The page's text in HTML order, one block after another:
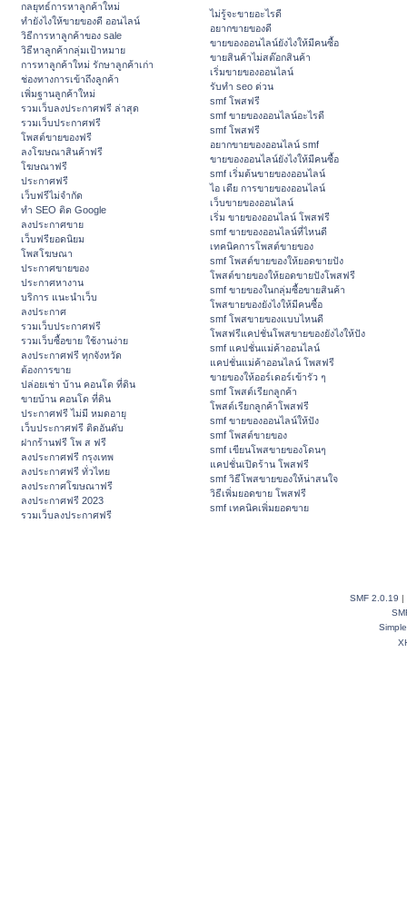
กลยุทธ์การหาลูกค้าใหม่
ทํายังไงให้ขายของดี ออนไลน์
วิธีการหาลูกค้าของ sale
วิธีหาลูกค้ากลุ่มเป้าหมาย
การหาลูกค้าใหม่ รักษาลูกค้าเก่า
ช่องทางการเข้าถึงลูกค้า
เพิ่มฐานลูกค้าใหม่
รวมเว็บลงประกาศฟรี ล่าสุด
รวมเว็บประกาศฟรี
โพสต์ขายของฟรี
ลงโฆษณาสินค้าฟรี
โฆษณาฟรี
ประกาศฟรี
เว็บฟรีไม่จำกัด
ทำ SEO ติด Google
ลงประกาศขาย
เว็บฟรียอดนิยม
โพสโฆษณา
ประกาศขายของ
ประกาศหางาน
บริการ แนะนำเว็บ
ลงประกาศ
รวมเว็บประกาศฟรี
รวมเว็บซื้อขาย ใช้งานง่าย
ลงประกาศฟรี ทุกจังหวัด
ต้องการขาย
ปล่อยเช่า บ้าน คอนโด ที่ดิน
ขายบ้าน คอนโด ที่ดิน
ประกาศฟรี ไม่มี หมดอายุ
เว็บประกาศฟรี ติดอันดับ
ฝากร้านฟรี โพ ส ฟรี
ลงประกาศฟรี กรุงเทพ
ลงประกาศฟรี ทั่วไทย
ลงประกาศโฆษณาฟรี
ลงประกาศฟรี 2023
รวมเว็บลงประกาศฟรี
ไม่รู้จะขายอะไรดี
อยากขายของดี
ขายของออนไลน์ยังไงให้มีคนซื้อ
ขายสินค้าไม่สต๊อกสินค้า
เริ่มขายของออนไลน์
รับทำ seo ด่วน
smf โพสฟรี
smf ขายของออนไลน์อะไรดี
smf โพสฟรี
อยากขายของออนไลน์ smf
ขายของออนไลน์ยังไงให้มีคนซื้อ
smf เริ่มต้นขายของออนไลน์
ไอ เดีย การขายของออนไลน์
เว็บขายของออนไลน์
เริ่ม ขายของออนไลน์ โพสฟรี
smf ขายของออนไลน์ที่ไหนดี
เทคนิคการโพสต์ขายของ
smf โพสต์ขายของให้ยอดขายปัง
โพสต์ขายของให้ยอดขายปังโพสฟรี
smf ขายของในกลุ่มซื้อขายสินค้า
โพสขายของยังไงให้มีคนซื้อ
smf โพสขายของแบบไหนดี
โพสฟรีแคปชั่นโพสขายของยังไงให้ปัง
smf แคปชั่นแม่ค้าออนไลน์
แคปชั่นแม่ค้าออนไลน์ โพสฟรี
ขายของให้ออร์เดอร์เข้ารัว ๆ
smf โพสต์เรียกลูกค้า
โพสต์เรียกลูกค้าโพสฟรี
smf ขายของออนไลน์ให้ปัง
smf โพสต์ขายของ
smf เขียนโพสขายของโดนๆ
แคปชั่นเปิดร้าน โพสฟรี
smf วิธีโพสขายของให้น่าสนใจ
วิธีเพิ่มยอดขาย โพสฟรี
smf เทคนิคเพิ่มยอดขาย
SMF 2.0.19 |